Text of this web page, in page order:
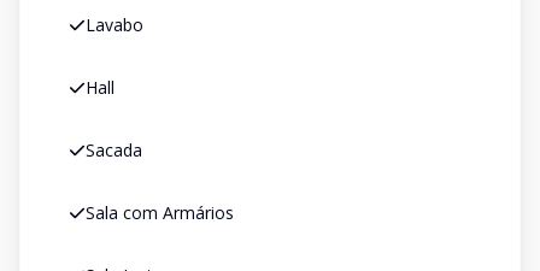
Lavabo
Hall
Sacada
Sala com Armários